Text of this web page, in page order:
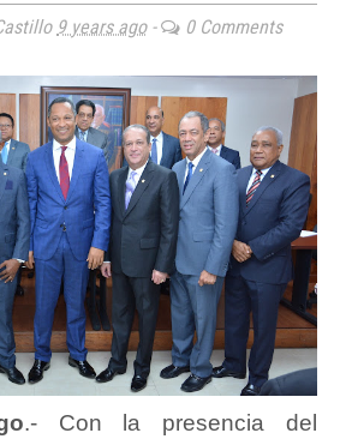
9 years ago- 0 Comments
.- Con la presencia del